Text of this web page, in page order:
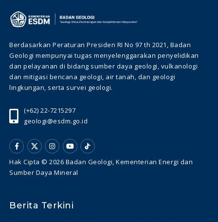
Berdasarkan Peraturan Presiden RI No 97 th 2021, Badan
Geologi mempunyai tugas menyelenggarakan penyelidikan
dan pelayanan di bidang sumber daya geologi, vulkanologi
dan mitigasi bencana geologi, air tanah, dan geologi
lingkungan, serta survei geologi.
(+62) 22-7215297
geologi@esdm.go.id
Hak Cipta © 2026 Badan Geologi, Kementerian Energi dan
Sumber Daya Mineral
Berita Terkini